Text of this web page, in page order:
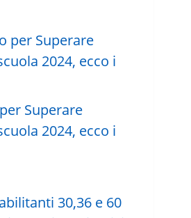
Superare
2024, ecco i